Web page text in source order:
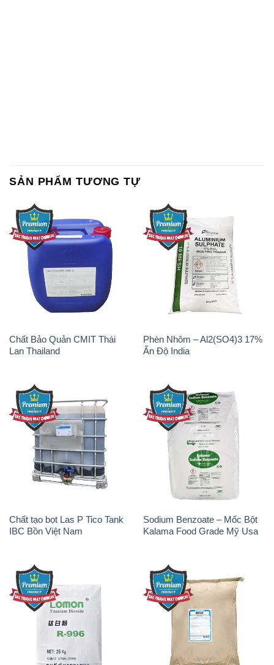
SẢN PHẨM TƯƠNG TỰ
Chất Bảo Quản CMIT Thái
Lan Thailand
Phèn Nhôm – Al2(SO4)3 17%
Ấn Độ India
Chất tạo bọt Las P Tico Tank
IBC Bồn Việt Nam
Sodium Benzoate – Mốc Bột
Kalama Food Grade Mỹ Usa